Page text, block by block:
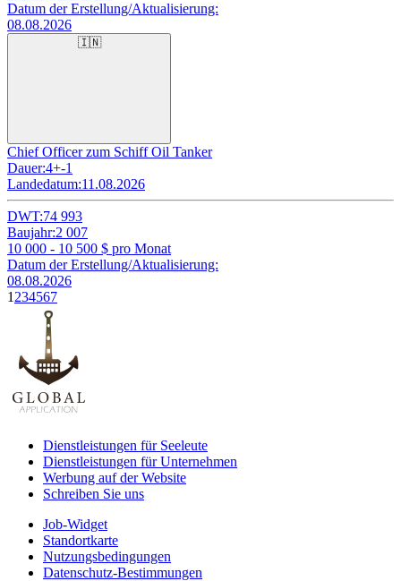
Datum der Erstellung/Aktualisierung:
08.08.2026
🇮🇳
Chief Officer zum Schiff Oil Tanker
Dauer:4+-1
Landedatum:11.08.2026
DWT:74 993
Baujahr:2 007
10 000 - 10 500 $ pro Monat
Datum der Erstellung/Aktualisierung:
08.08.2026
1 234567
Dienstleistungen für Seeleute
Dienstleistungen für Unternehmen
Werbung auf der Website
Schreiben Sie uns
Job-Widget
Standortkarte
Nutzungsbedingungen
Datenschutz-Bestimmungen